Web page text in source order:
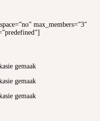
max_members=”3″
gemaak
gemaak
gemaak